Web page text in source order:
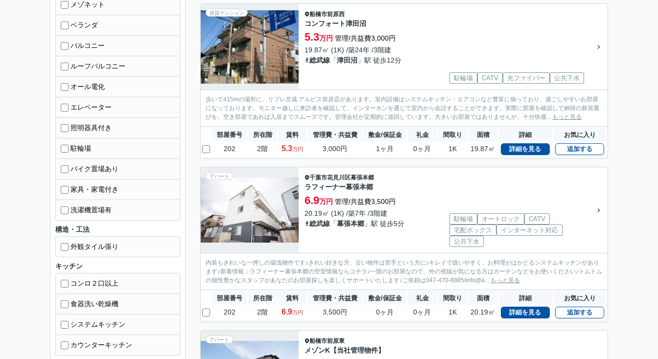
賃貸マンション 船橋市前原西
コンフォート津田沼
5.3万円 管理/共益費3,000円
19.87㎡ (1K) /築24年 /3階建
総武線 「津田沼 」駅 徒歩12分
駐輪場 CATV 光ファイバー 公共下水
歩いて415mの場所に、リブレ京成 アルビス前原店があります。室内設備はシステムキッチン・エアコンなど豊富に揃っており、過ごしやすいお部屋
になっております。モニター越しに来訪者を確認して、インターホンを通じて室内から会話することができます。実際に部屋を確認して納得の新居選
びを。空き部屋であれば入居までスムーズです。管理会社が定期的に巡回しています。大きいお部屋ではありませんが、十分快適... もっと見る
部屋番号 所在階 賃料 管理費・共益費 敷金/保証金 礼金 間取り 面積 詳細 お気に入り
202 2階 5.3万円 3,000円 1ヶ月 0ヶ月 1K 19.87㎡ 詳細を見る 追加する
アパート 千葉市花見川区幕張本郷
ラフィーナー幕張本郷
6.9万円 管理/共益費3,500円
20.19㎡ (1K) /築7年 /3階建
総武線 「幕張本郷 」駅 徒歩5分
駐輪場 オートロック
CATV
宅配ボックス
インターネット対応
公共下水
内装もきれいな一押しの築浅物件です♪きれい好きな方、古い物件は苦手という方に♪キレイで扱いやすく、お料理がはかどるシステムキッチンがあり
ます♪新着情報：ラフィーナー幕張本郷の空室情報ならコチラ♪一階のお部屋なので、外の視線が気になる方はカーテンなどをお使いください♪トムトム
の個性豊かなスタッフがあなたのお部屋探しを楽しくサポートいたします♪ご依頼は047-470-8885/info@a... もっと見る
部屋番号 所在階 賃料 管理費・共益費 敷金/保証金 礼金 間取り 面積 詳細 お気に入り
202 2階 6.9万円 3,500円 0ヶ月 0ヶ月 1K 20.19㎡ 詳細を見る 追加する
アパート 船橋市前原東
メゾンK【当社管理物件】
メゾネット
ベランダ
バルコニー
ルーフバルコニー
オール電化
エレベーター
照明器具付き
駐輪場
バイク置場あり
家具・家電付き
洗濯機置場有
構造・工法
外観タイル張り
キッチン
コンロ２口以上
食器洗い乾燥機
システムキッチン
カウンターキッチン